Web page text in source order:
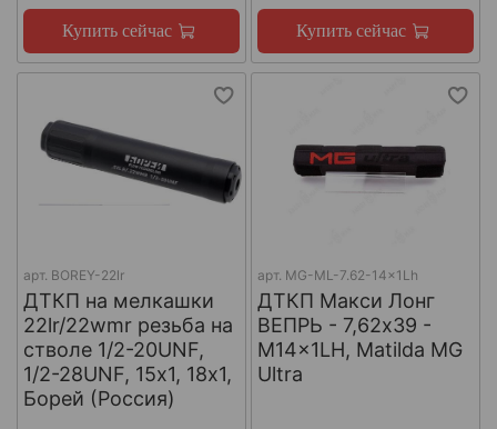
Купить сейчас Купить сейчас
арт. BOREY-22lr
ДТКП на мелкашки
22lr/22wmr резьба на
стволе 1/2-20UNF,
1/2-28UNF, 15х1, 18х1,
Борей (Россия)
арт. MG-ML-7.62-14x1Lh
ДТКП Макси Лонг
ВЕПРЬ - 7,62x39 -
M14x1LH, Matilda MG
Ultra